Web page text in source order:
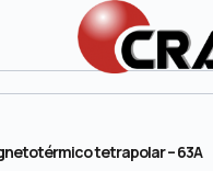
tetrapolar – 63A